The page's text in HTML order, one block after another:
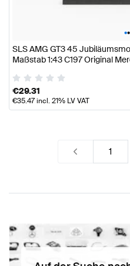
••
SLS AMG GT3 45
Maßstab 1:43 C197 Original
€29.31
€35.47incl. 21% LV VAT